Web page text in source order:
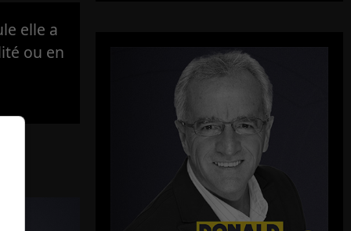
elle a
ou en